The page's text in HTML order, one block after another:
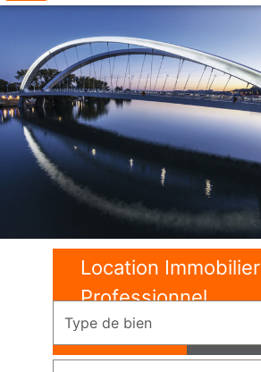
Location Immobilier
Professionnel
Location
Type de bien